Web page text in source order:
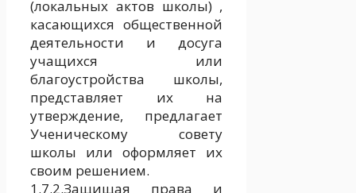
(локальных актов школы) ,
касающихся общественной
деятельности и досуга
учащихся или
благоустройства школы,
представляет их на
утверждение, предлагает
Ученическому совету
школы или оформляет их
своим решением.
1.7.2.Защищая права и